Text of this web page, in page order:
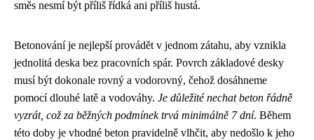
směs nesmí být příliš řídká ani příliš hustá.
Betonování je nejlepší provádět v jednom zátahu, aby vznikla
jednolitá deska bez pracovních spár. Povrch základové desky
musí být dokonale rovný a vodorovný, čehož dosáhneme
pomocí dlouhé latě a vodováhy. Je důležité nechat beton řádně
vyzrát, což za běžných podmínek trvá minimálně 7 dní. Během
této doby je vhodné beton pravidelně vlhčit, aby nedošlo k jeho